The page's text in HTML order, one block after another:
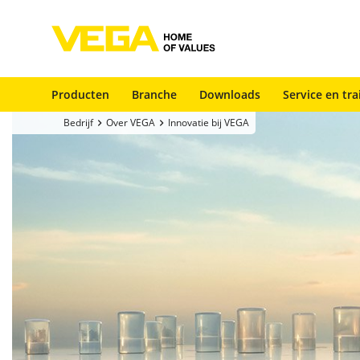
Producten Branche Downloads Service en
Bedrijf Over VEGA Innovatie bij VEGA